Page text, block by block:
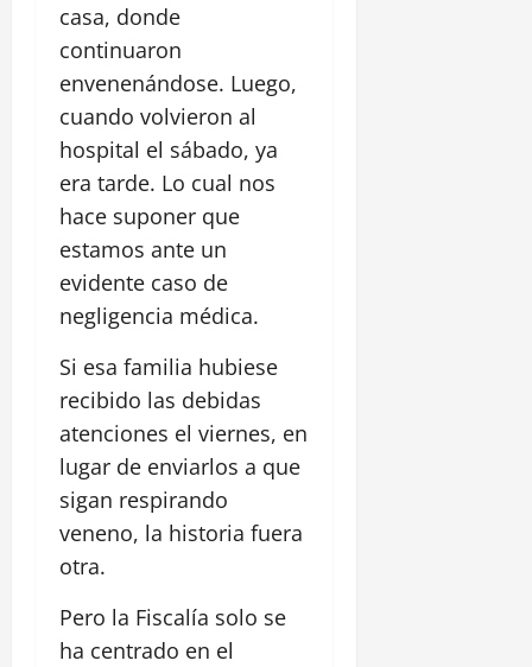
casa, donde
continuaron
envenenándose. Luego,
cuando volvieron al
hospital el sábado, ya
era tarde. Lo cual nos
hace suponer que
estamos ante un
evidente caso de
negligencia médica.
Si esa familia hubiese
recibido las debidas
atenciones el viernes, en
lugar de enviarlos a que
sigan respirando
veneno, la historia fuera
otra.
Pero la Fiscalía solo se
ha centrado en el